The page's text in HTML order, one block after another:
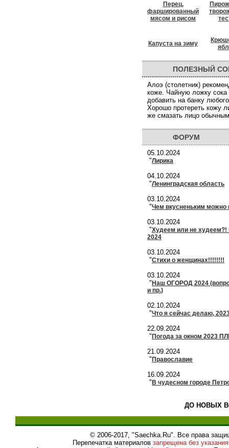
Перец,
фаршированный
мясом и рисом
Капуста на зиму
ПОЛЕЗНЫЙ
Алоэ (столетник)
коже. Чайную ложку
добавить на банку
Хорошо протереть кожу
же смазать лицо
ФОРУМ
05.10.2024
"Лирика
04.10.2024
"Ленинградская область
03.10.2024
"Чем вкусненьким можно
03.10.2024
"Худеем или не худеем?!
2024
03.10.2024
"Стихи о женщинах!!!!!!!!
03.10.2024
" Наш ОГОРОД 2024
и пр.)
02.10.2024
"Что я сейчас делаю,
22.09.2024
" Погода за окном 2023
21.09.2024
" Православие
16.09.2024
" В чудесном городе
ДО НОВЫХ
© 2006-2017, "Saechka.Ru". Все права
Перепечатка материалов запрещена без указания